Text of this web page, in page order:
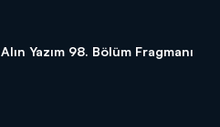
Alın Yazım 98. Bölüm Fragmanı